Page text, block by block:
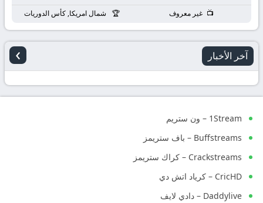
غير معروف شمال امريكا, كأس الدوريات
آخر الأخبار ›
1Stream – ون ستريم
Buffstreams – باف ستريمز
Crackstreams – كراك ستريمز
CricHD – كرياد اتش دي
Daddylive – دادي لايف